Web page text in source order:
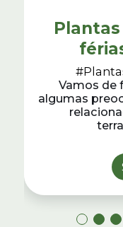
Vamos de
algumas